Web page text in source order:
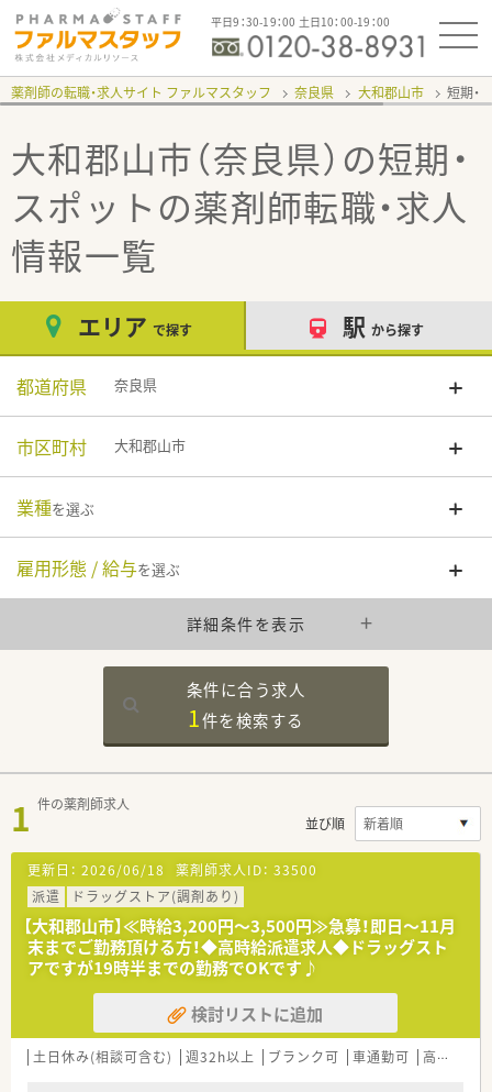
平日9：30-19：00 土日10：00-19：00
薬剤師の転職・求人サイト ファルマスタッフ 奈良県 大和郡山市 短期・
大和郡山市（奈良県）の短期・
スポットの薬剤師転職・求人
情報一覧
エリア で探す 駅 から探す
都道府県 奈良県
市区町村 大和郡山市
業種を選ぶ
雇用形態 / 給与を選ぶ
詳細条件を表示
条件に合う求人
1件を検索する
1 件の薬剤師求人
並び順
更新日： 2026/06/18 薬剤師求人ID： 33500
派遣
ドラッグストア(調剤あり)
【大和郡山市】≪時給3,200円～3,500円≫急募！即日～11月
末までご勤務頂ける方！◆高時給派遣求人◆ドラッグスト
アですが19時半までの勤務でOKです♪
検討リストに追加
土日休み(相談可含む) 週32h以上 ブランク可 車通勤可 高時給(2,500円以上)